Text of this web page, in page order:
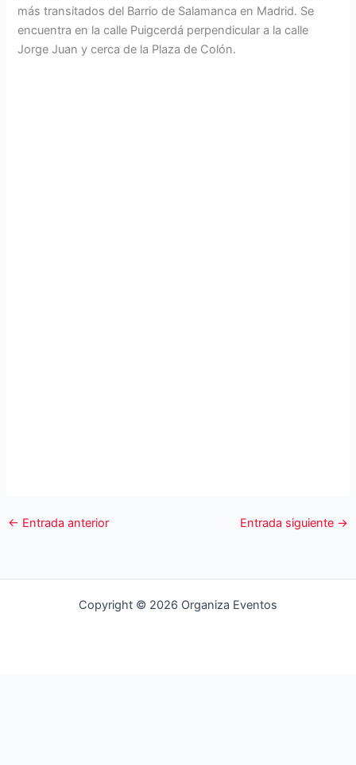
más transitados del Barrio de Salamanca en Madrid. Se
encuentra en la calle Puigcerdá perpendicular a la calle
Jorge Juan y cerca de la Plaza de Colón.
← Entrada anterior Entrada siguiente →
Copyright © 2026 Organiza Eventos